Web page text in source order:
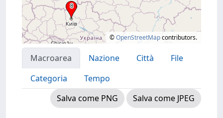
©OpenStreetMapcontributors.
Macroarea Nazione Città
File
Categoria
Tempo
Salva come PNG
Salva come JPEG